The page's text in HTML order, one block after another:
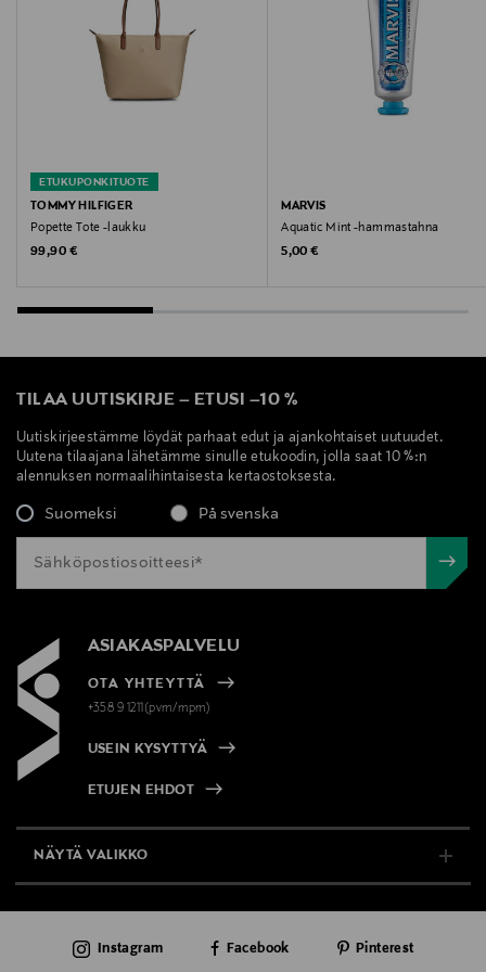
ETUKUPONKITUOTE
TOMMY HILFIGER
Popette Tote -laukku
Original Price
99,90 €
MARVIS
Aquatic Mint -hammastahna
Original Price
5,00 €
TILAA UUTISKIRJE – ETUSI –10 %
Uutiskirjeestämme löydät parhaat edut ja ajankohtaiset uutuudet.
Uutena tilaajana lähetämme sinulle etukoodin, jolla saat 10 %:n
alennuksen normaalihintaisesta kertaostoksesta.
Suomeksi På svenska
ASIAKASPALVELU
OTA YHTEYTTÄ
+358 9 1211(pvm/mpm)
USEIN KYSYTTYÄ
ETUJEN EHDOT
NÄYTÄ VALIKKO
AJANKOHTAISTA
Instagram Facebook Pinterest